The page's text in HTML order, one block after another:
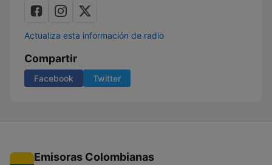
Actualiza esta información de radio
Compartir
Facebook Twitter
Emisoras Colombianas